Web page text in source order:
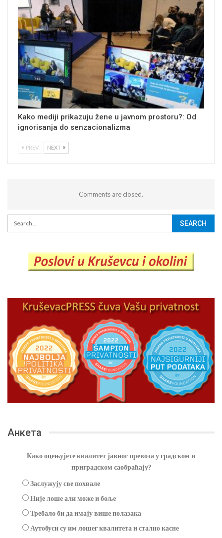
Kako mediji prikazuju žene u javnom prostoru?: Od
ignorisanja do senzacionalizma
PREV NEXT
Comments are closed.
Анкета
Како оцењујете квалитет јавног превоза у градском и
приградском саобраћају?
Заслужују све похвале
Није лоше али може и боље
Требало би да имају више полазака
Аутобуси су им лошег квалитета и стално касне